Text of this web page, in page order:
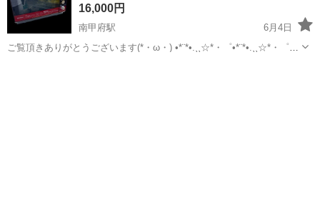
16,000円
南甲府駅
6月4日
ご覧頂きありがとうございます(*・ω・) •*¨*•.¸¸☆*・゜•*¨*•.¸¸☆*・゜